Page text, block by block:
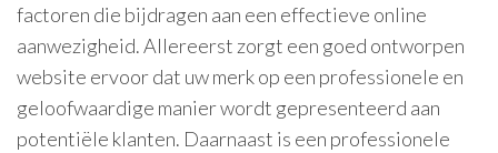
factoren die bijdragen aan een effectieve online
aanwezigheid. Allereerst zorgt een goed ontworpen
website ervoor dat uw merk op een professionele en
geloofwaardige manier wordt gepresenteerd aan
potentiële klanten. Daarnaast is een professionele